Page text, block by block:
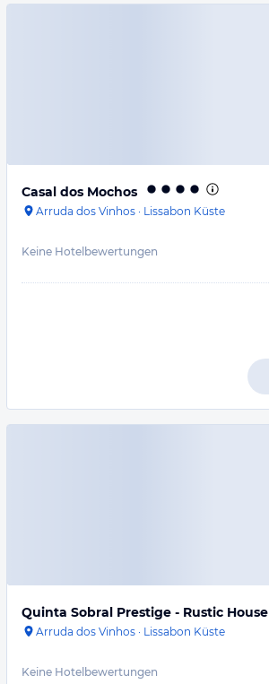
Casal dos Mochos
Arruda dos Vinhos · Lissabon Küste
Keine Hotelbewertungen
Quinta Sobral Prestige - Rustic House
Arruda dos Vinhos · Lissabon Küste
Keine Hotelbewertungen